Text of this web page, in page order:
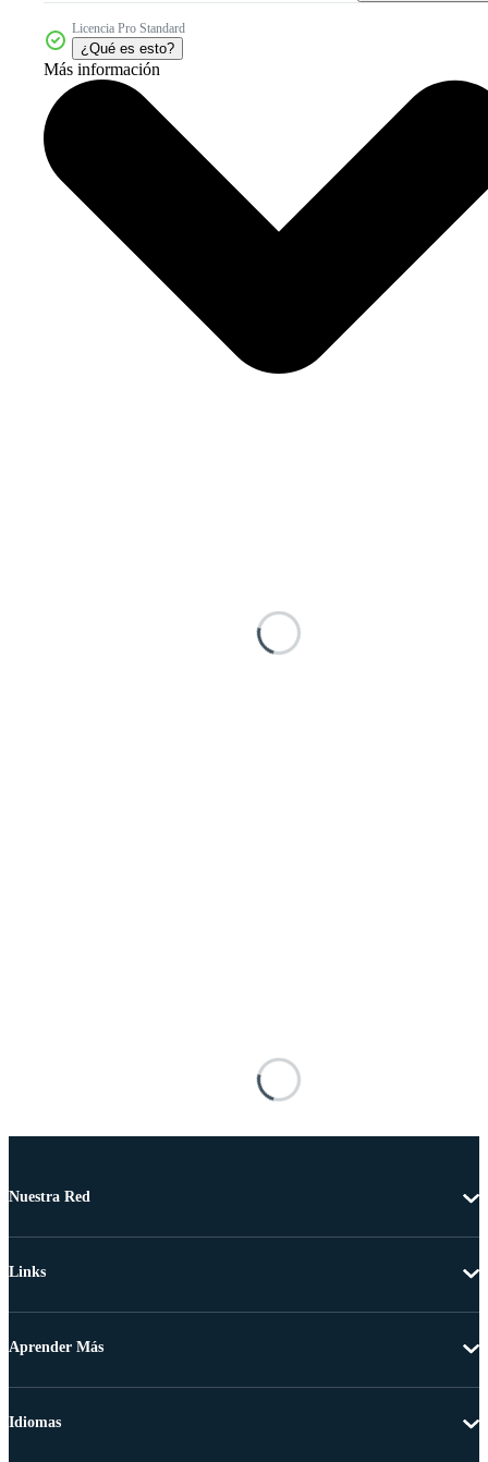
Licencia Pro Standard
¿Qué es esto?
Más información
Nuestra Red
Links
Aprender Más
Idiomas